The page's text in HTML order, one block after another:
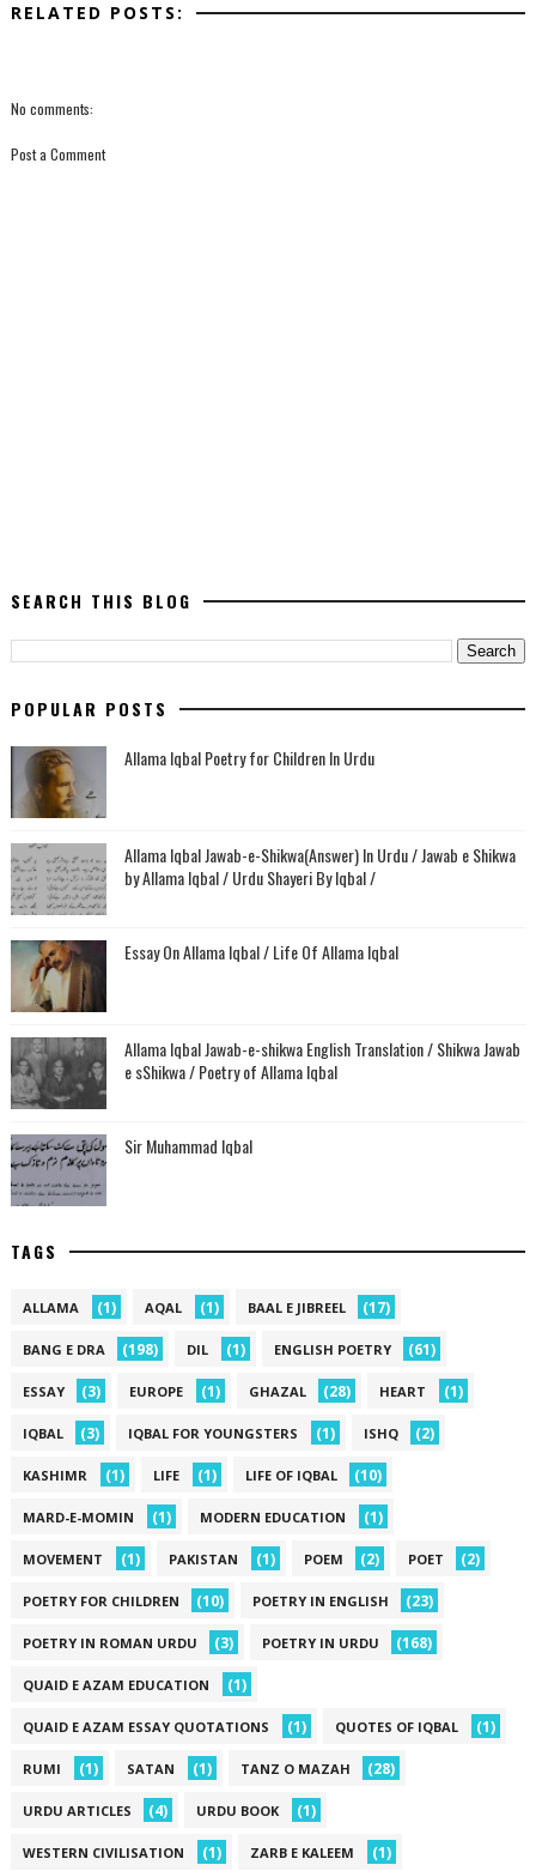
RELATED POSTS:
No comments:
Post a Comment
SEARCH THIS BLOG
POPULAR POSTS
Allama Iqbal Poetry for Children In Urdu
Allama Iqbal Jawab-e-Shikwa(Answer) In Urdu / Jawab e Shikwa
by Allama Iqbal / Urdu Shayeri By Iqbal /
Essay On Allama Iqbal / Life Of Allama Iqbal
Allama Iqbal Jawab-e-shikwa English Translation / Shikwa Jawab
e sShikwa / Poetry of Allama Iqbal
Sir Muhammad Iqbal
TAGS
ALLAMA (1) AQAL (1) BAAL E JIBREEL (17)
BANG E DRA (198) DIL (1) ENGLISH POETRY (61)
ESSAY (3) EUROPE (1) GHAZAL (28) HEART (1)
IQBAL (3) IQBAL FOR YOUNGSTERS (1) ISHQ (2)
KASHIMR (1) LIFE (1) LIFE OF IQBAL (10)
MARD-E-MOMIN (1) MODERN EDUCATION (1)
MOVEMENT (1) PAKISTAN (1) POEM (2) POET (2)
POETRY FOR CHILDREN (10) POETRY IN ENGLISH (23)
POETRY IN ROMAN URDU (3) POETRY IN URDU (168)
QUAID E AZAM EDUCATION (1)
QUAID E AZAM ESSAY QUOTATIONS (1) QUOTES OF IQBAL (1)
RUMI (1) SATAN (1) TANZ O MAZAH (28)
URDU ARTICLES (4) URDU BOOK (1)
WESTERN CIVILISATION (1) ZARB E KALEEM (1)